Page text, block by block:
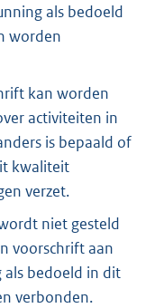
als bedoeld
worden
kan worden
activiteiten in
is bepaald of
kwaliteit
verzet.
niet gesteld
voorschrift aan
als bedoeld in dit
verbonden.